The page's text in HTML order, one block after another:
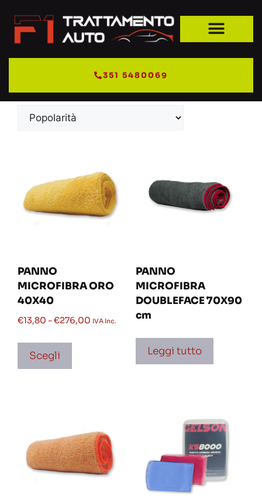
351 5480069
Home/ Uncategorized
Uncategorized
PANNO
MICROFIBRA ORO
40X40
€13,80 -€276,00 IVA Inc.
Scegli
PANNO
MICROFIBRA
DOUBLEFACE 70X90
cm
Leggi tutto